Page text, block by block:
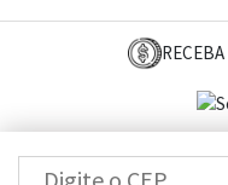
RECEBA